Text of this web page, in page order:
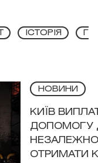
ІСТОРІЯ
НОВИНИ
КИЇВ
ДОПОМОГУ
ОТРИМАТИ